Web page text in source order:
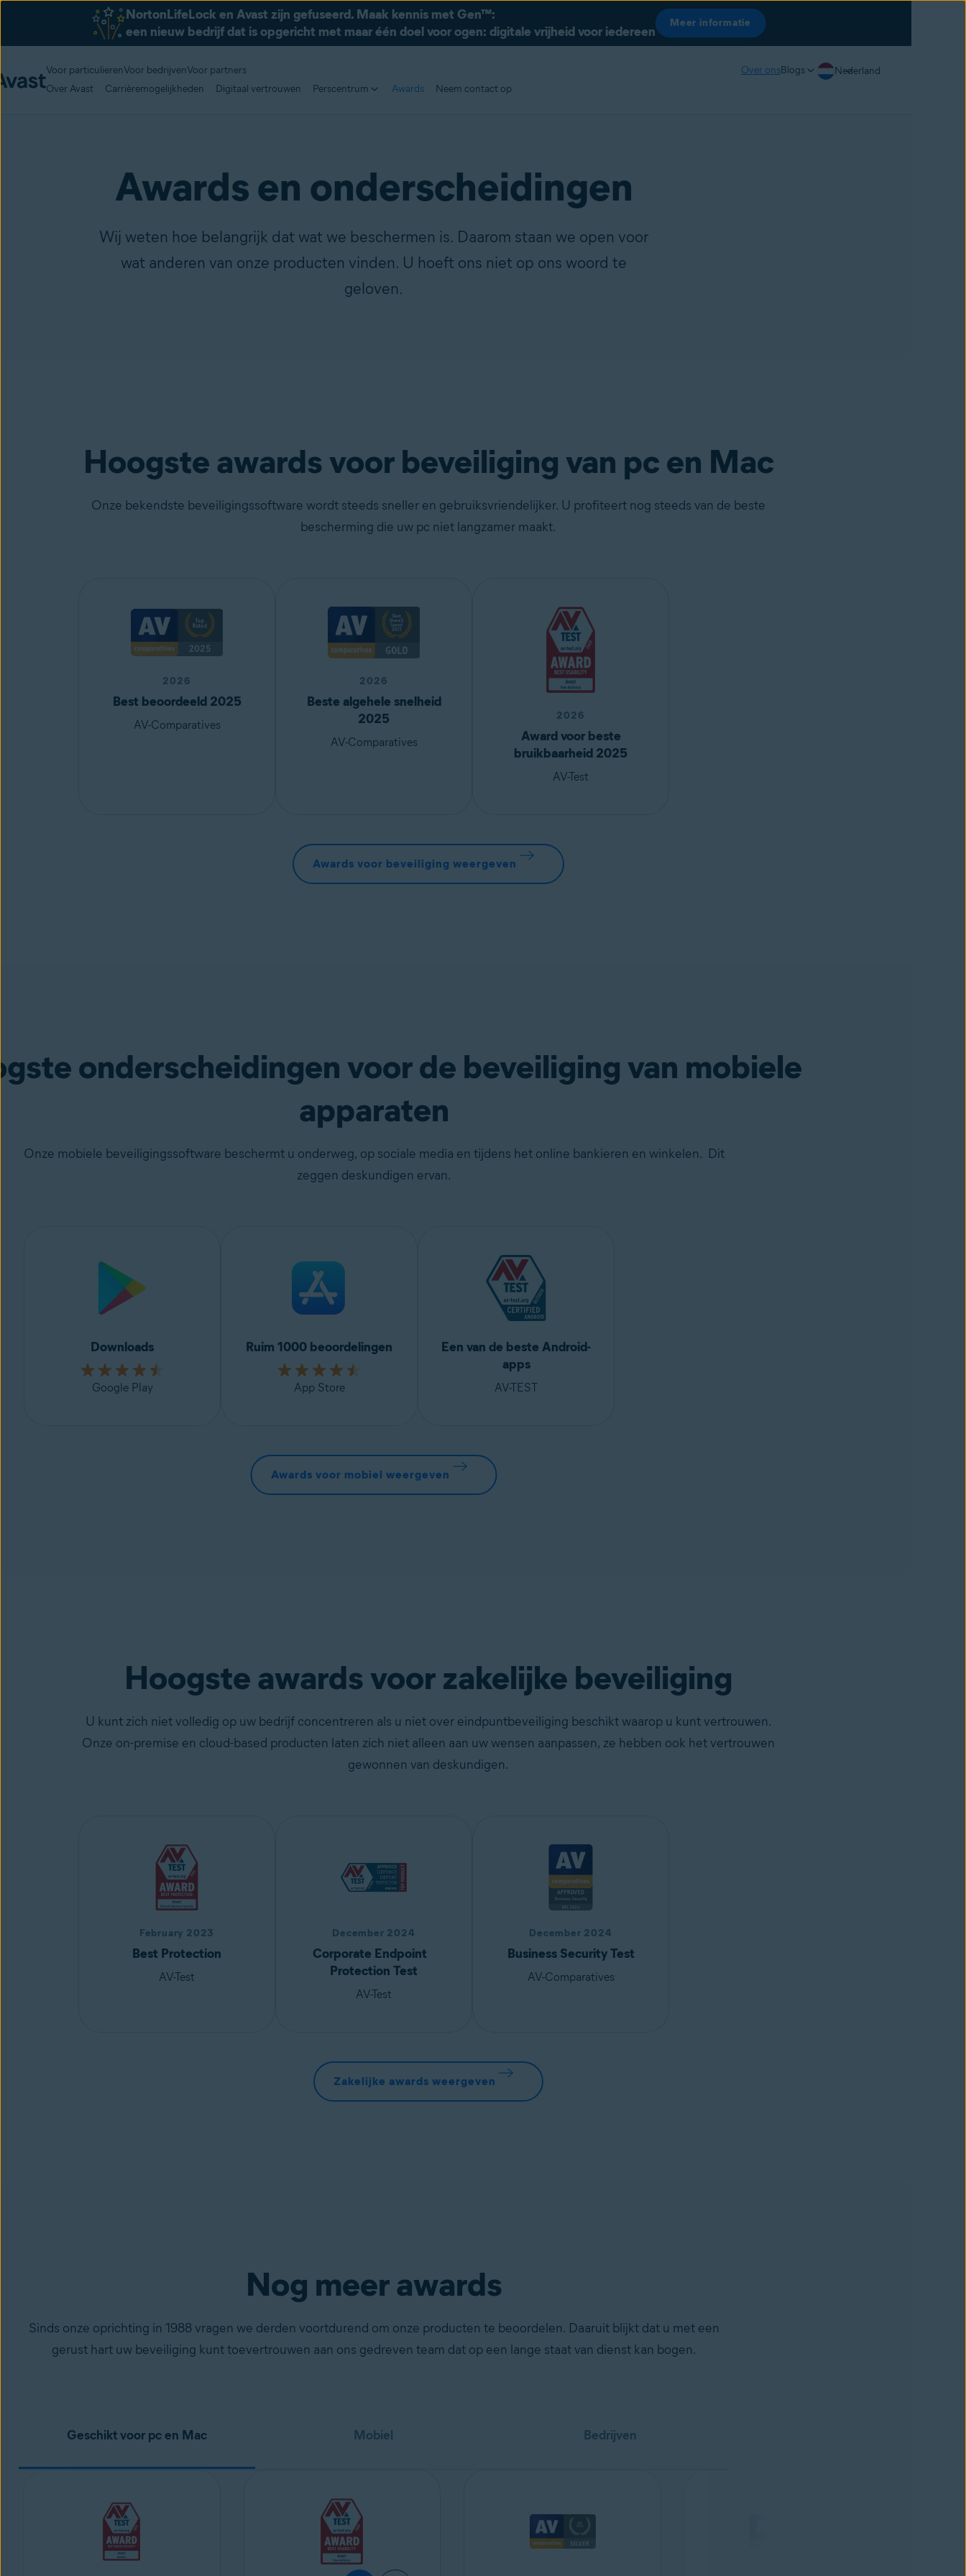
NortonLifeLock en Avast zijn gefuseerd. Maak kennis met Gen™:
een nieuw bedrijf dat is opgericht met maar één doel voor ogen: digitale vrijheid voor iedereen
Meer informatie
Voor particulierenVoor bedrijvenVoor partners Over onsBlogs
Nederland
Over Avast
Carrièremogelijkheden Digitaal vertrouwen Perscentrum Awards Neem contact op
Awards en onderscheidingen
Wij weten hoe belangrijk dat wat we beschermen is. Daarom staan we open voor
wat anderen van onze producten vinden. U hoeft ons niet op ons woord te
geloven.
Hoogste awards voor beveiliging van pc en Mac
Onze bekendste beveiligingssoftware wordt steeds sneller en gebruiksvriendelijker. U profiteert nog steeds van de beste
bescherming die uw pc niet langzamer maakt.
2026
Best beoordeeld 2025
AV-Comparatives
2026
Beste algehele snelheid
2025
AV-Comparatives
2026
Award voor beste
bruikbaarheid 2025
AV-Test
Awards voor beveiliging weergeven
onderscheidingen voor de beveiliging van mobiele
apparaten
Onze mobiele beveiligingssoftware beschermt u onderweg, op sociale media en tijdens het online bankieren en winkelen. Dit
zeggen deskundigen ervan.
Downloads
Google Play
Ruim 1000 beoordelingen
App Store
Een van de beste Android-
apps
AV-TEST
Awards voor mobiel weergeven
Hoogste awards voor zakelijke beveiliging
U kunt zich niet volledig op uw bedrijf concentreren als u niet over eindpuntbeveiliging beschikt waarop u kunt vertrouwen.
Onze on-premise en cloud-based producten laten zich niet alleen aan uw wensen aanpassen, ze hebben ook het vertrouwen
gewonnen van deskundigen.
February 2023
Best Protection
AV-Test
December 2024
Corporate Endpoint
Protection Test
AV-Test
December 2024
Business Security Test
AV-Comparatives
Zakelijke awards weergeven
Nog meer awards
Sinds onze oprichting in 1988 vragen we derden voortdurend om onze producten te beoordelen. Daaruit blijkt dat u met een
gerust hart uw beveiliging kunt toevertrouwen aan ons gedreven team dat op een lange staat van dienst kan bogen.
Geschikt voor pc en Mac Mobiel Bedrijven